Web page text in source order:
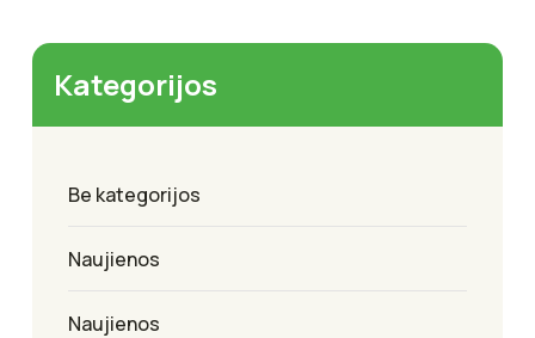
Kategorijos
Be kategorijos
Naujienos
Naujienos